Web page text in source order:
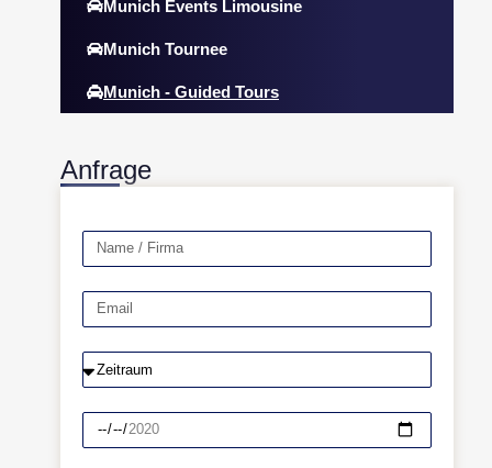
Munich Events Limousine
Munich Tournee
Munich - Guided Tours
Anfrage